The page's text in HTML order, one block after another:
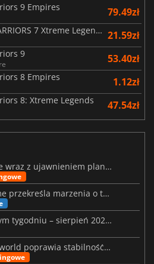
9 Empires
79.49zł
DYNASTY WARRIORS 7 Xtreme Legends Definitive Edition 21.59zł
9 53.40zł
8 Empires 1.12zł
8: Xtreme Legends 47.54zł
MARVEL Tōkon debiutuje wraz z ujawnieniem planu rozwoju na pierwszy rok
Wyciek ceny Steam Frame przekreśla marzenia o tanim zestawie VR
Premiery gier wideo w tym tygodniu – sierpień 2026 r. (32. tydzień)
Nowa aktualizacja w Palworld poprawia stabilność Sunreach i walk z bossami